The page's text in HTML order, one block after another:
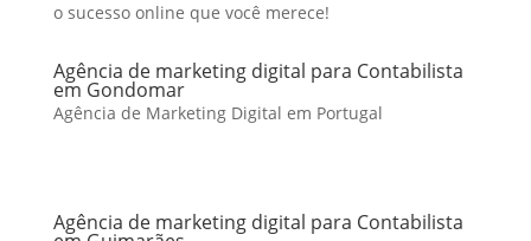
o sucesso online que você merece!
Agência de marketing digital para Contabilista
em Gondomar
Agência de Marketing Digital em Portugal
Agência de marketing digital para Contabilista